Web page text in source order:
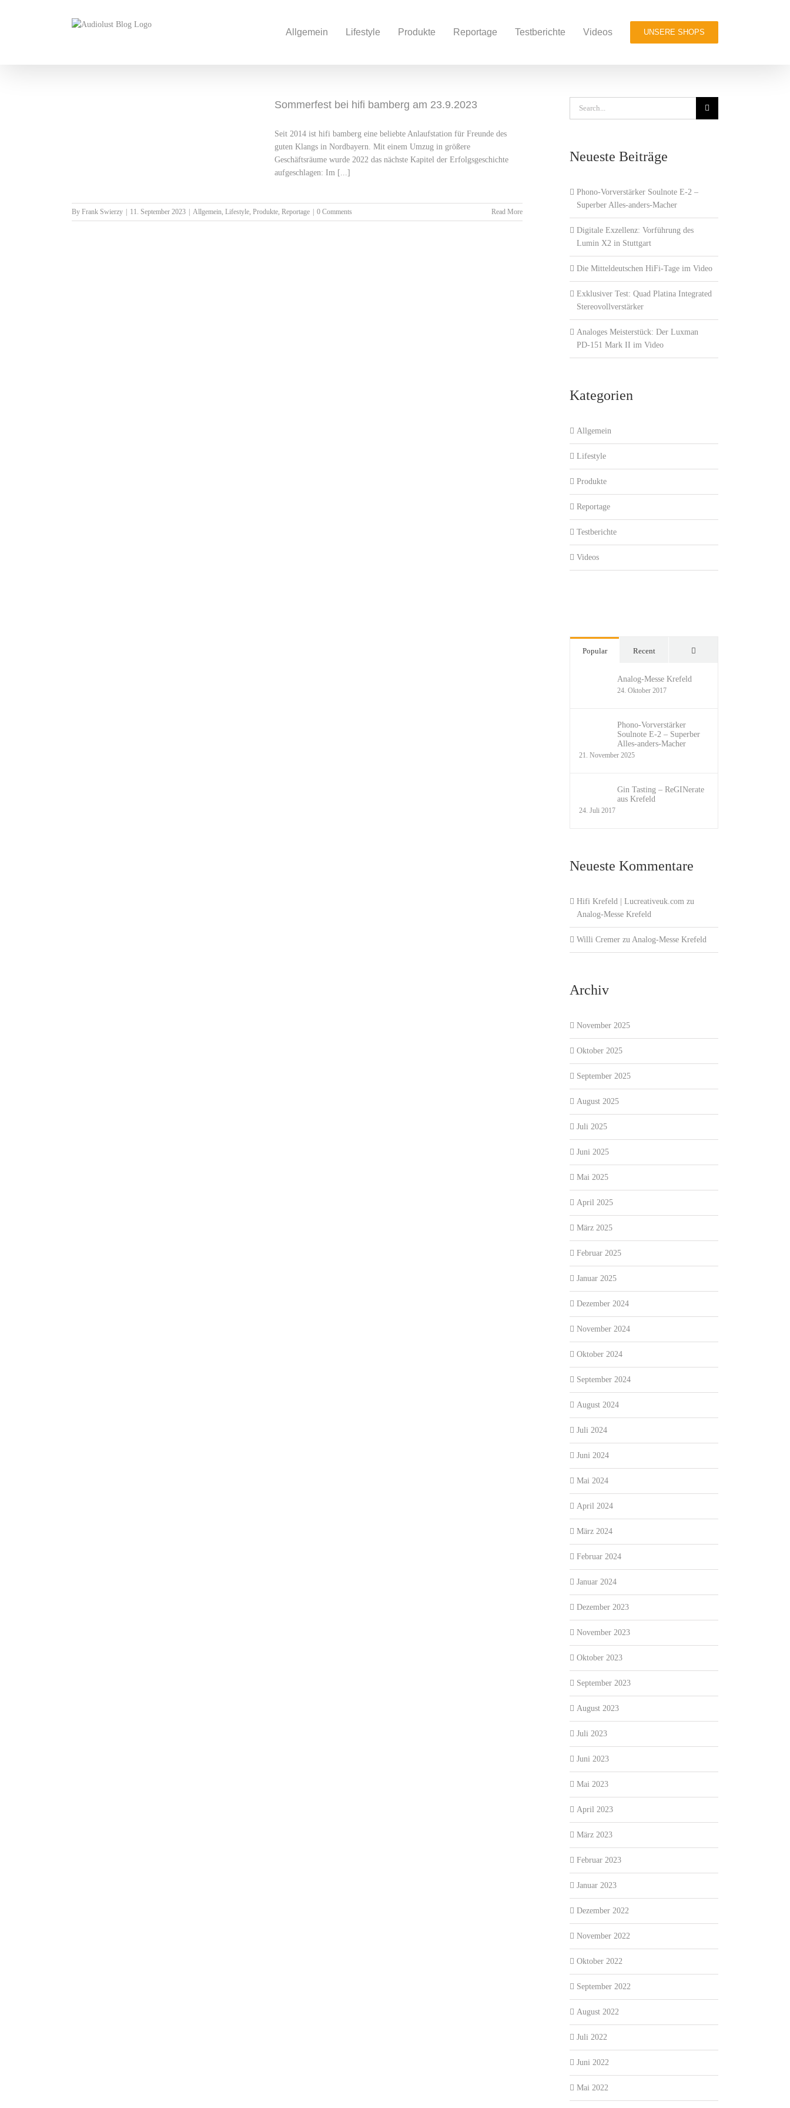
Allgemein Lifestyle Produkte Reportage Testberichte Videos UNSERE SHOPS
Sommerfest bei hifi bamberg am 23.9.2023
Seit 2014 ist hifi bamberg eine beliebte Anlaufstation für Freunde des
guten Klangs in Nordbayern. Mit einem Umzug in größere
Geschäftsräume wurde 2022 das nächste Kapitel der Erfolgsgeschichte
aufgeschlagen: Im [...]
By Frank Swierzy 11. September 2023 Allgemein, Lifestyle, Produkte, Reportage 0 Comments Read More
Neueste Beiträge
Phono-Vorverstärker Soulnote E-2 –
Superber Alles-anders-Macher
Digitale Exzellenz: Vorführung des
Lumin X2 in Stuttgart
Die Mitteldeutschen HiFi-Tage im Video
Exklusiver Test: Quad Platina Integrated
Stereovollverstärker
Analoges Meisterstück: Der Luxman
PD-151 Mark II im Video
Kategorien
Allgemein
Lifestyle
Produkte
Reportage
Testberichte
Videos
Popular Recent Comments
Analog-Messe Krefeld
24. Oktober 2017
Phono-Vorverstärker
Soulnote E-2 – Superber
Alles-anders-Macher
21. November 2025
Gin Tasting – ReGINerate
aus Krefeld
24. Juli 2017
Neueste Kommentare
Hifi Krefeld | Lucreativeuk.com zu
Analog-Messe Krefeld
Willi Cremer zu Analog-Messe Krefeld
Archiv
November 2025
Oktober 2025
September 2025
August 2025
Juli 2025
Juni 2025
Mai 2025
April 2025
März 2025
Februar 2025
Januar 2025
Dezember 2024
November 2024
Oktober 2024
September 2024
August 2024
Juli 2024
Juni 2024
Mai 2024
April 2024
März 2024
Februar 2024
Januar 2024
Dezember 2023
November 2023
Oktober 2023
September 2023
August 2023
Juli 2023
Juni 2023
Mai 2023
April 2023
März 2023
Februar 2023
Januar 2023
Dezember 2022
November 2022
Oktober 2022
September 2022
August 2022
Juli 2022
Juni 2022
Mai 2022